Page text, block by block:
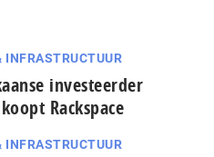
INFRASTRUCTUUR
investeerder
Rackspace
INFRASTRUCTUUR